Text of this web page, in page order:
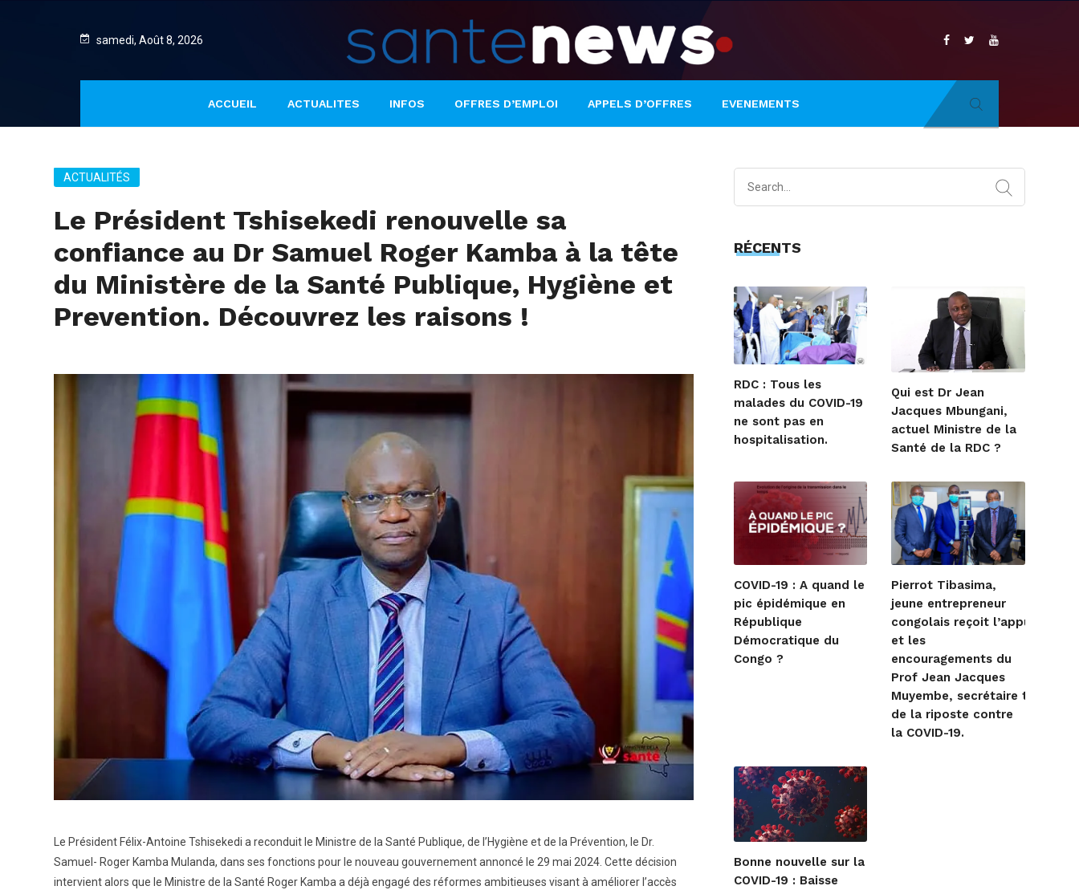
samedi, Août 8, 2026
ACCUEIL ACTUALITES INFOS OFFRES D’EMPLOI APPELS D’OFFRES EVENEMENTS
ACTUALITÉS
Le Président Tshisekedi renouvelle sa
confiance au Dr Samuel Roger Kamba à la tête
du Ministère de la Santé Publique, Hygiène et
Prevention. Découvrez les raisons !
Le Président Félix-Antoine Tshisekedi a reconduit le Ministre de la Santé Publique, de l’Hygiène et de la Prévention, le Dr.
Samuel- Roger Kamba Mulanda, dans ses fonctions pour le nouveau gouvernement annoncé le 29 mai 2024. Cette décision
intervient alors que le Ministre de la Santé Roger Kamba a déjà engagé des réformes ambitieuses visant à améliorer l’accès
RÉCENTS
RDC : Tous les
malades du COVID-19
ne sont pas en
hospitalisation.
Qui est Dr Jean
Jacques Mbungani,
actuel Ministre de la
Santé de la RDC ?
COVID-19 : A quand le
pic épidémique en
République
Démocratique du
Congo ?
Pierrot Tibasima,
jeune entrepreneur
congolais reçoit l’appui
et les
encouragements du
Prof Jean Jacques
Muyembe, secrétaire
de la riposte contre
la COVID-19.
Bonne nouvelle sur la
COVID-19 : Baisse